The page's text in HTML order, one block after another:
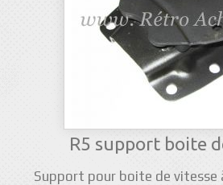
R5 support boite
Support pour boite de vitesse